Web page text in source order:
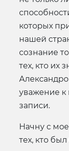
которых
нашей
сознание
тех, кто их
уважение к
записи.
Начну с
тех, кто